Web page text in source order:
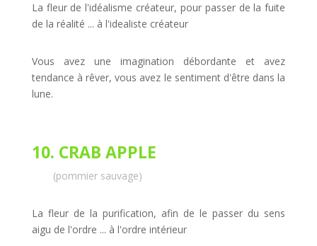
La fleur de l'idéalisme créateur, pour passer de la fuite
de la réalité ... à l'idealiste créateur
Vous avez une imagination débordante et avez
tendance à rêver, vous avez le sentiment d'être dans la
lune.
10. CRAB APPLE
(pommier sauvage)
La fleur de la purification, afin de le passer du sens
aigu de l'ordre ... à l'ordre intérieur